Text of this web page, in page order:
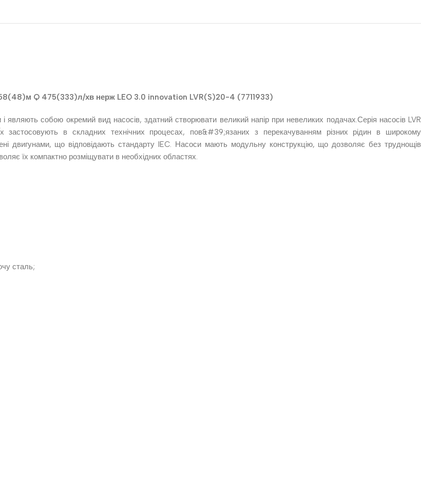
58(48)м Q 475(333)л/хв нерж LEO 3.0 innovation LVR(S)20-4 (7711933)
і являють собою окремий вид насосів, здатний створювати великий напір при невеликих подачах.Серія насосів LVR
в складних технічних процесах, пов&#39;язаних з перекачуванням різних рідин в широкому
двигунами, що відповідають стандарту IEC. Насоси мають модульну конструкцію, що дозволяє без труднощів
їх компактно розміщувати в необхідних областях.
сталь;